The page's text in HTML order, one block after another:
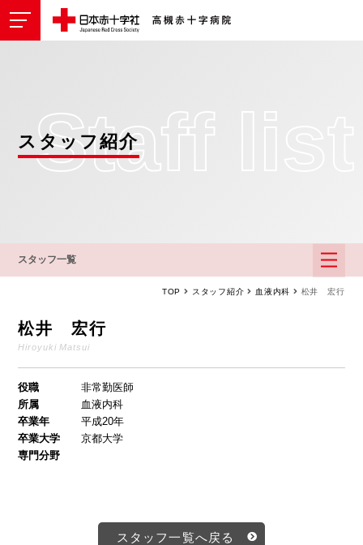
スタッフ紹介Staff list
スタッフ一覧
TOP スタッフ紹介 血液内科 松井 宏行
松井 宏行
Hiroyuki Matsui
役職
非常勤医師
所属
血液内科
卒業年
平成20年
卒業大学
京都大学
専門分野
スタッフ一覧へ戻る